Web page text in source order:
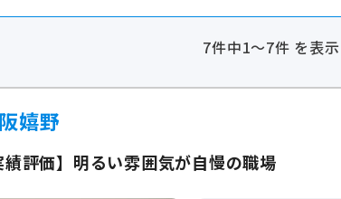
7件中1～7件 を表示
嬉野
評価】明るい雰囲気が自慢の職場